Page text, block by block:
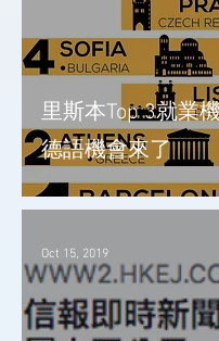
里斯本Top 3就業機會
德語機會來了
Oct 15, 2019